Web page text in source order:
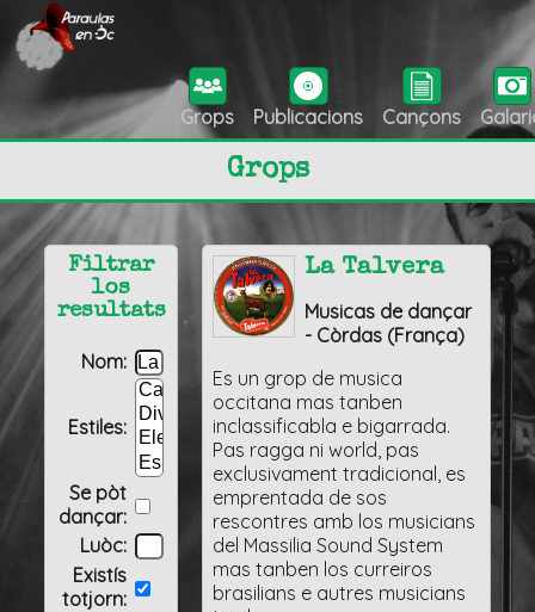
Grops Publicacions Cançons
Grops
La Talvera
Musicas de dançar
- Còrdas (França)
Es un grop de musica
occitana mas tanben
inclassificabla e bigarrada.
Pas ragga ni world, pas
exclusivament tradicional, es
emprentada de sos
rescontres amb los musicians
del Massilia Sound System
mas tanben los curreiros
brasilians e autres musicians
Filtrar
los
resultats
Nom:
Estiles:
Se pòt
dançar:
Luòc:
Existís
totjorn: